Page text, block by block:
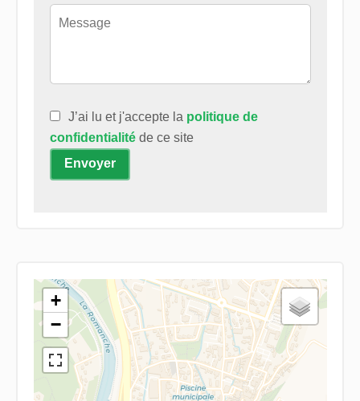
J’ai lu et j'accepte la politique de
confidentialitéde ce site
Envoyer
+
−